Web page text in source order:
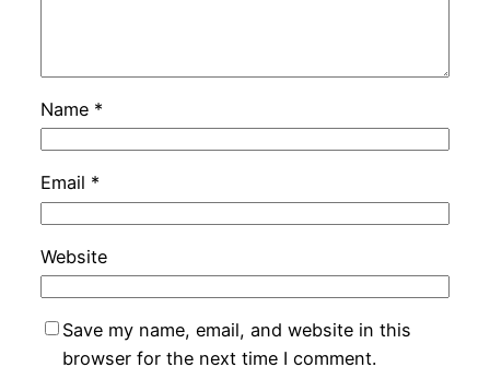
Name *
Email *
Website
Save my name, email, and website in this
browser for the next time I comment.